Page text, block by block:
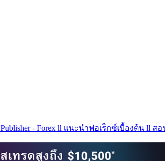
Publisher - Forex ll แนะนำฟอเร็กซ์เบื้องต้น ll